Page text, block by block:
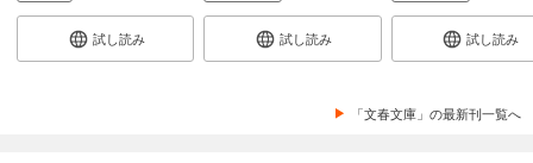
試し読み 試し読み 試し読み
「文春文庫」の最新刊一覧へ